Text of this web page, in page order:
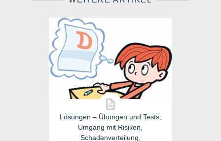
Lösungen – Übungen und Tests,
Umgang mit Risiken,
Schadenverteilung,